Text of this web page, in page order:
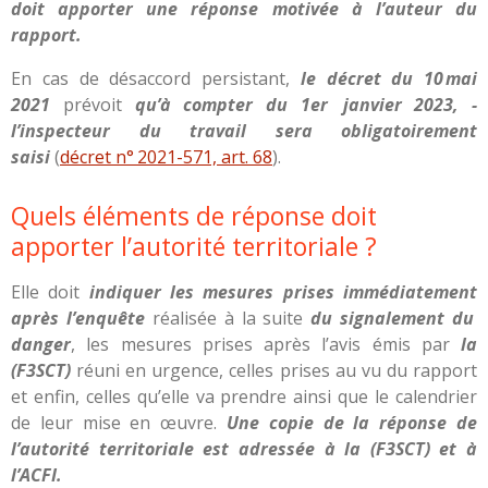
doit apporter une réponse motivée à l’auteur du
rapport.
En cas de désaccord persistant, le décret du 10 mai
2021
­prévoit qu’à compter du 1er janvier 2023, ­
l’inspecteur du travail sera obligatoirement
saisi(décret n° 2021-571, art. 68).
Quels éléments de réponse doit
apporter l’autorité territoriale ?
Elle doit indiquer les mesures prises immédiatement
après l’enquêteréalisée à la suitedu signalement du
danger, les mesures prises après l’avis émis par la
(F3SCT) réuni en urgence, celles prises au vu du rapport
et enfin, celles qu’elle va prendre ainsi que le calendrier
de leur mise en œuvre. Une copie de la réponse de
l’autorité territoriale est adressée à la (F3SCT) et à
l’ACFI.